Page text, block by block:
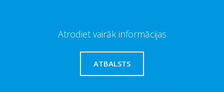
Atrodiet vairāk informācijas
ATBALSTS